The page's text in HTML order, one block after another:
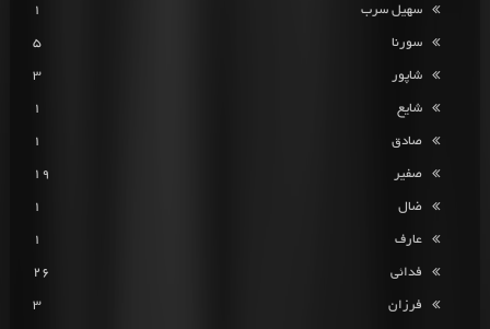
سهیل سرب 1
سورنا 5
شاپور 3
شایع 1
صادق 1
صفیر 19
ضال 1
عارف 1
فدائی 26
فرزان 3